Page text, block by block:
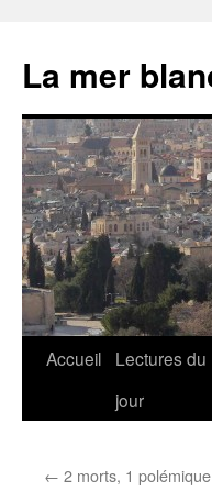
Accueil
Lectures du
jour
← 2 morts, 1 polémique